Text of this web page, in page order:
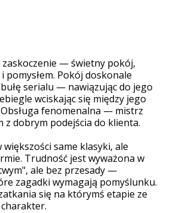
— świetny pokój,
pomysłem. Pokój doskonale
serialu — nawiązując do jego
wciskając się między jego
fenomenalna — mistrz
z dobrym podejścia do klienta.
same klasyki, ale
Trudność jest wyważona w
ale bez przesady —
zagadki wymagają pomyślunku.
się na którymś etapie ze